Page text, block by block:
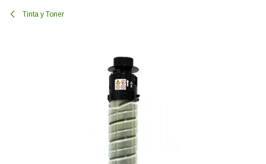
Tinta y Toner